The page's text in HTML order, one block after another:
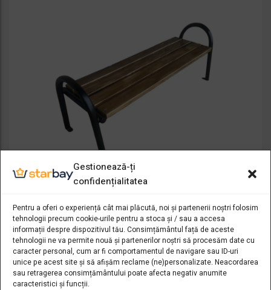
Gestionează-ți
confidențialitatea
Pentru a oferi o experiență cât mai plăcută, noi și partenerii noștri folosim
tehnologii precum cookie-urile pentru a stoca și / sau a accesa
informații despre dispozitivul tău. Consimțământul față de aceste
tehnologii ne va permite nouă și partenerilor noștri să procesăm date cu
caracter personal, cum ar fi comportamentul de navigare sau ID-uri
unice pe acest site și să afișăm reclame (ne)personalizate. Neacordarea
sau retragerea consimțământului poate afecta negativ anumite
caracteristici și funcții.
Bancă Parc Model 39